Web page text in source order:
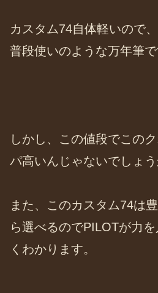
カスタム74自体軽いので
普段使いのような万年筆で
しかし、この値段でこの
パ高いんじゃないでしょう
また、このカスタム74は
ら選べるのでPILOTが力
くわかります。